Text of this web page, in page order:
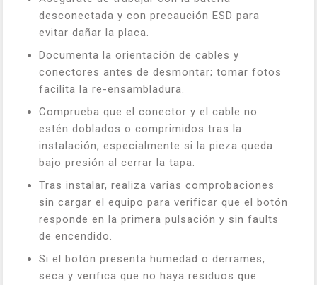
desconectada y con precaución ESD para
evitar dañar la placa.
Documenta la orientación de cables y
conectores antes de desmontar; tomar fotos
facilita la re-ensambladura.
Comprueba que el conector y el cable no
estén doblados o comprimidos tras la
instalación, especialmente si la pieza queda
bajo presión al cerrar la tapa.
Tras instalar, realiza varias comprobaciones
sin cargar el equipo para verificar que el botón
responde en la primera pulsación y sin faults
de encendido.
Si el botón presenta humedad o derrames,
seca y verifica que no haya residuos que